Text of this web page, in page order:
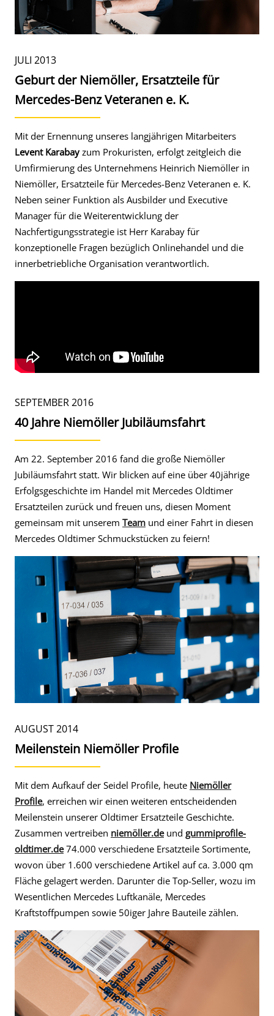
JULI 2013
Geburt der Niemöller, Ersatzteile für
Mercedes-Benz Veteranen e. K.
Mit der Ernennung unseres langjährigen Mitarbeiters
Levent Karabayzum Prokuristen, erfolgt zeitgleich die
Umfirmierung des Unternehmens Heinrich Niemöller in
Niemöller, Ersatzteile für Mercedes-Benz Veteranen e. K.
Neben seiner Funktion als Ausbilder und Executive
Manager für die Weiterentwicklung der
Nachfertigungsstrategie ist Herr Karabay für
konzeptionelle Fragen bezüglich Onlinehandel und die
innerbetriebliche Organisation verantwortlich.
SEPTEMBER 2016
40 Jahre Niemöller Jubiläumsfahrt
Am 22. September 2016 fand die große Niemöller
Jubiläumsfahrt statt. Wir blicken auf eine über 40jährige
Erfolgsgeschichte im Handel mit Mercedes Oldtimer
Ersatzteilen zurück und freuen uns, diesen Moment
gemeinsam mit unserem Team und einer Fahrt in diesen
Mercedes Oldtimer Schmuckstücken zu feiern!
AUGUST 2014
Meilenstein Niemöller Profile
Mit dem Aufkauf der Seidel Profile, heute Niemöller
Profile, erreichen wir einen weiteren entscheidenden
Meilenstein unserer Oldtimer Ersatzteile Geschichte.
Zusammen vertreiben niemöller.deund gummiprofile-
oldtimer.de74.000 verschiedene Ersatzteile Sortimente,
wovon über 1.600 verschiedene Artikel auf ca. 3.000 qm
Fläche gelagert werden. Darunter die Top-Seller, wozu im
Wesentlichen Mercedes Luftkanäle, Mercedes
Kraftstoffpumpen sowie 50iger Jahre Bauteile zählen.